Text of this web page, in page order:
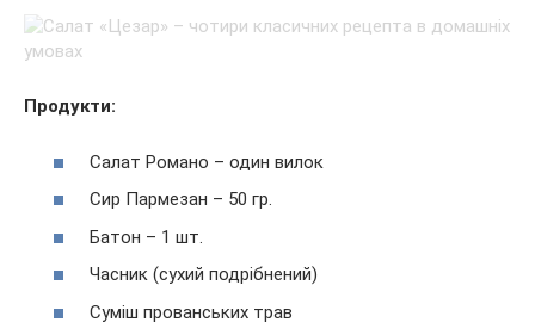
Продукти:
Салат Романо – один вилок
Сир Пармезан – 50 гр.
Батон – 1 шт.
Часник (сухий подрібнений)
Суміш прованських трав